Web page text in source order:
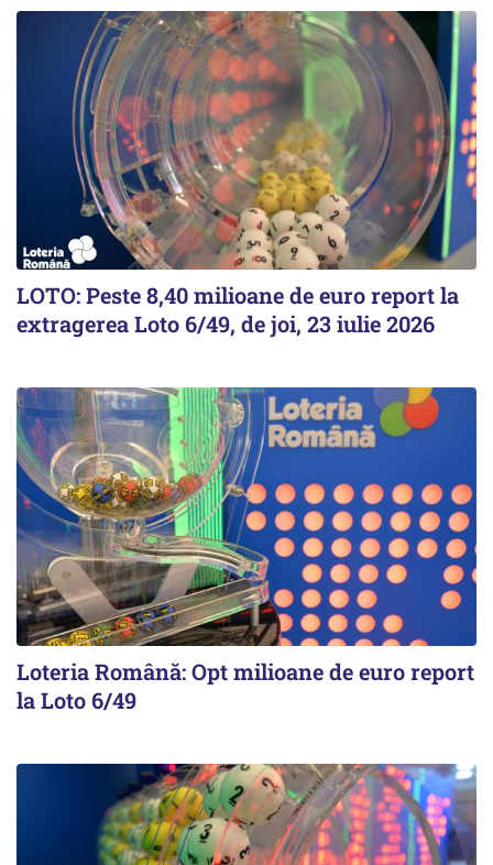
LOTO: Peste 8,40 milioane de euro report la
extragerea Loto 6/49, de joi, 23 iulie 2026
Loteria Română: Opt milioane de euro report
la Loto 6/49